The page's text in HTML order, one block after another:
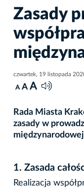
Zasady
czwartek, 19 listopada
A A A
Rada Miasta
zasady w
1. Zasada
Realizacja